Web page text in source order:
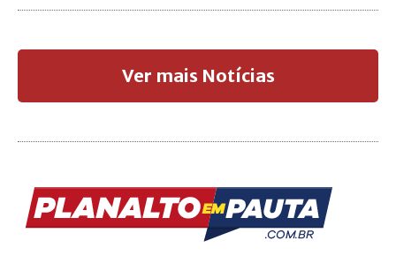
Ver mais Notícias